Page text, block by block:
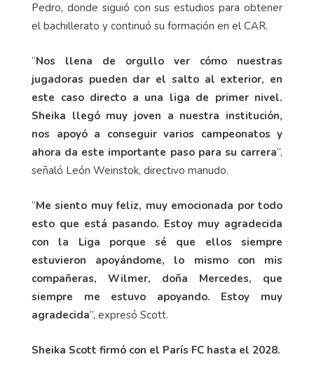
Pedro, donde siguió con sus estudios para obtener
el bachillerato y continuó su formación en el CAR.
“Nos llena de orgullo ver cómo nuestras
jugadoras pueden dar el salto al exterior, en
este caso directo a una liga de primer nivel.
Sheika llegó muy joven a nuestra institución,
nos apoyó a conseguir varios campeonatos y
ahora da este importante paso para su carrera”,
señaló León Weinstok, directivo manudo.
“Me siento muy feliz, muy emocionada por todo
esto que está pasando. Estoy muy agradecida
con la Liga porque sé que ellos siempre
estuvieron apoyándome, lo mismo con mis
compañeras, Wilmer, doña Mercedes, que
siempre me estuvo apoyando. Estoy muy
agradecida”, expresó Scott.
Sheika Scott firmó con el París FC hasta el 2028.